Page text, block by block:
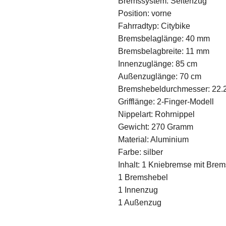
Position: vorne
Fahrradtyp: Citybike
Bremsbelaglänge: 40 mm
Bremsbelagbreite: 11 mm
Innenzuglänge: 85 cm
Außenzuglänge: 70 cm
Bremshebeldurchmesser:
Grifflänge: 2-Finger-Modell
Nippelart: Rohrnippel
Gewicht: 270 Gramm
Material: Aluminium
Farbe: silber
Inhalt: 1 Kniebremse mit
1 Bremshebel
1 Innenzug
1 Außenzug